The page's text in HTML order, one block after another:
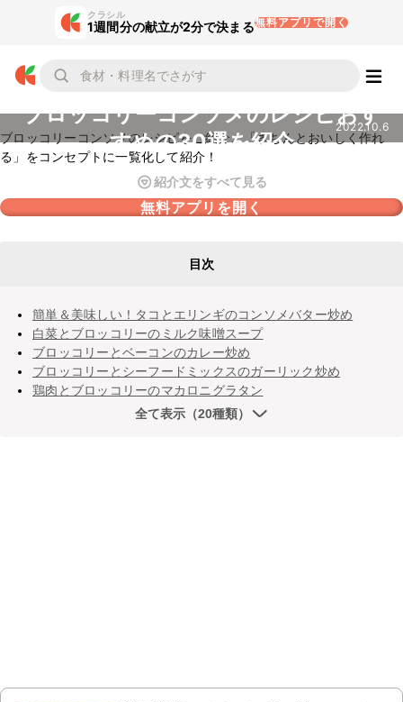
クラシル
1週間分の献立が2分で決まる無料アプリで開く
ブロッコリーコンソメのレシピおす
すめの30選を紹介
2022.10.6
ブロッコリーコンソメのレシピをご紹介。「きちんとおいしく作れ
る」をコンセプトに一覧化して紹介！
紹介文をすべて見る
無料アプリを開く
目次
簡単＆美味しい！タコとエリンギのコンソメバター炒め
白菜とブロッコリーのミルク味噌スープ
ブロッコリーとベーコンのカレー炒め
ブロッコリーとシーフードミックスのガーリック炒め
鶏肉とブロッコリーのマカロニグラタン
全て表示（20種類）